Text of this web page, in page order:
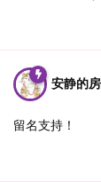
安静的
留名支持！